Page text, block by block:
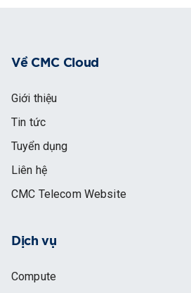
Về CMC Cloud
Giới thiệu
Tin tức
Tuyển dụng
Liên hệ
CMC Telecom Website
Dịch vụ
Compute